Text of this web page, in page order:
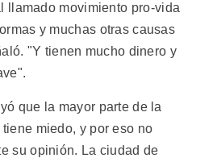
movimiento pro-vida
y muchas otras causas
"Y tienen mucho dinero y
que la mayor parte de la
miedo, y por eso no
su opinión. La ciudad de